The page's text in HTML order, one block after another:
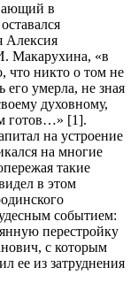
в
Алексия
Макарухина, «в
что никто о том не
его умерла, не зная
духовному,
готов…» [1].
на устроение
на многие
такие
в этом
событием:
перестройку
с которым
ее из затруднения